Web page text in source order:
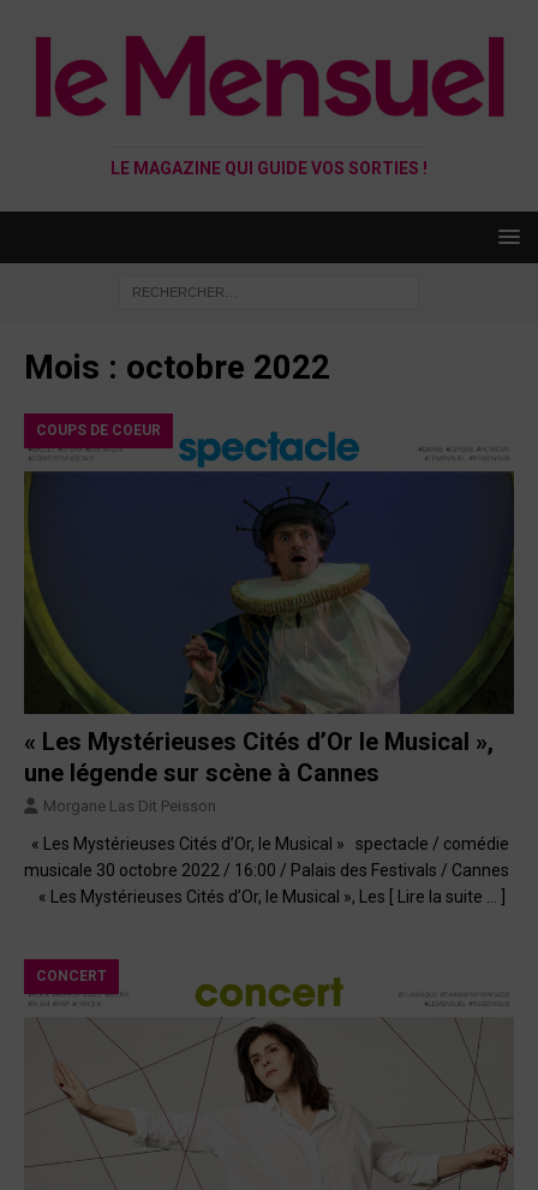
LE MAGAZINE QUI GUIDE VOS SORTIES !
Mois : octobre 2022
COUPS DE COEUR
« Les Mystérieuses Cités d’Or le Musical »,
une légende sur scène à Cannes
Morgane Las Dit Peisson
« Les Mystérieuses Cités d’Or, le Musical » spectacle / comédie
musicale 30 octobre 2022 / 16:00 / Palais des Festivals / Cannes
« Les Mystérieuses Cités d’Or, le Musical », Les
[ Lire la suite … ]
CONCERT